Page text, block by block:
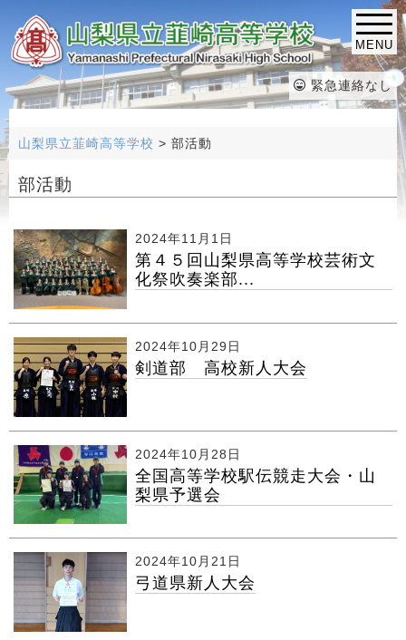
MENU
緊急連絡なし
山梨県立韮崎高等学校 > 部活動
部活動
2024年11月1日
第４５回山梨県高等学校芸術文
化祭吹奏楽部...
2024年10月29日
剣道部 高校新人大会
2024年10月28日
全国高等学校駅伝競走大会・山
梨県予選会
2024年10月21日
弓道県新人大会